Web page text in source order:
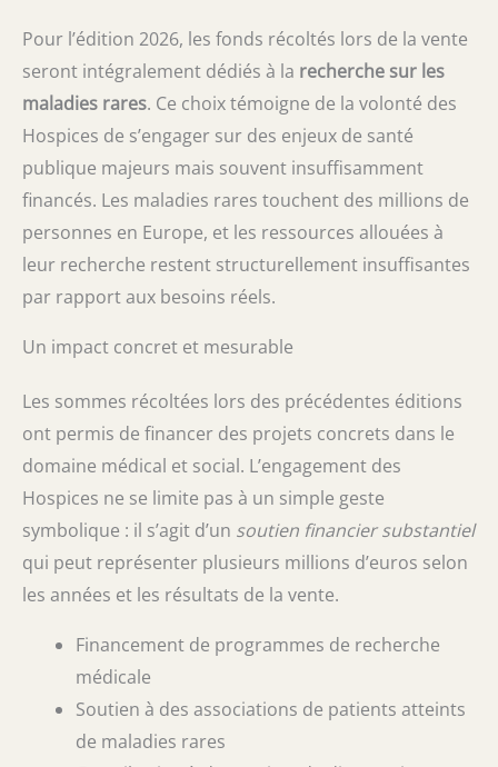
Pour l’édition 2026, les fonds récoltés lors de la vente
seront intégralement dédiés à la recherche sur les
maladies rares. Ce choix témoigne de la volonté des
Hospices de s’engager sur des enjeux de santé
publique majeurs mais souvent insuffisamment
financés. Les maladies rares touchent des millions de
personnes en Europe, et les ressources allouées à
leur recherche restent structurellement insuffisantes
par rapport aux besoins réels.
Un impact concret et mesurable
Les sommes récoltées lors des précédentes éditions
ont permis de financer des projets concrets dans le
domaine médical et social. L’engagement des
Hospices ne se limite pas à un simple geste
symbolique : il s’agit d’un soutien financier substantiel
qui peut représenter plusieurs millions d’euros selon
les années et les résultats de la vente.
Financement de programmes de recherche
médicale
Soutien à des associations de patients atteints
de maladies rares